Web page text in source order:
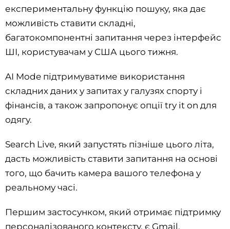
експериментальну функцію пошуку, яка дає
можливість ставити складні,
багатокомпонентні запитання через інтерфейс
ШІ, користувачам у США цього тижня.
AI Mode підтримуватиме використання
складних даних у запитах у галузях спорту і
фінансів, а також запропонує опції try it on для
одягу.
Search Live, який запустять пізніше цього літа,
дасть можливість ставити запитання на основі
того, що бачить камера вашого телефона у
реальному часі.
Першим застосунком, який отримає підтримку
персоналізованого контексту, є Gmail.